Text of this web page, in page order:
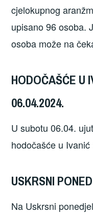
cjelokupnog
upisano 96 osoba.
osoba može na
HODOČAŠĆE U
06.04.2024.
U subotu 06.04.
hodočašće u
USKRSNI
Na Uskrsni